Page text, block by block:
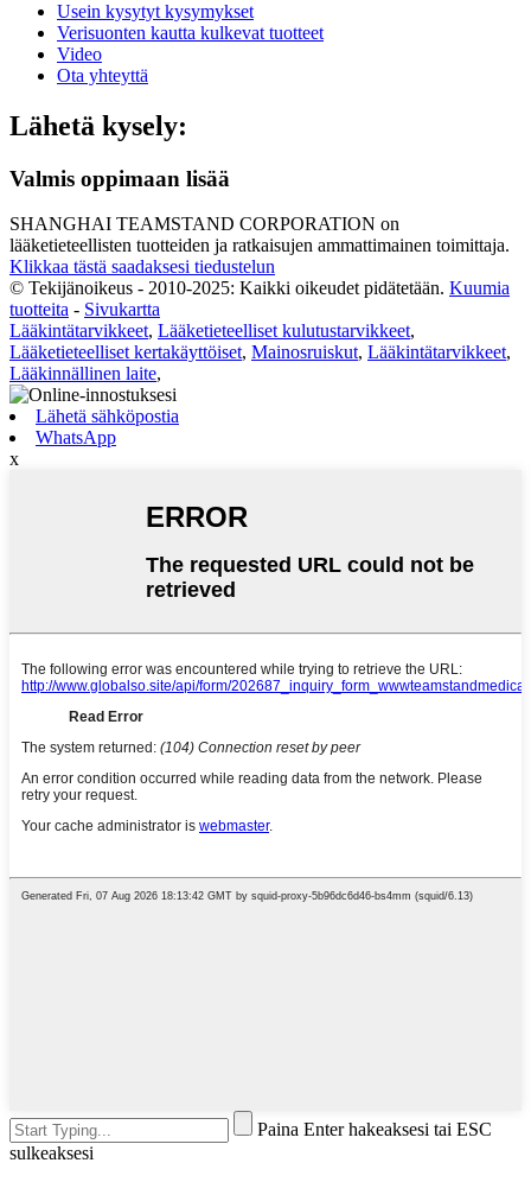
Usein kysytyt kysymykset
Verisuonten kautta kulkevat tuotteet
Video
Ota yhteyttä
Lähetä kysely:
Valmis oppimaan lisää
SHANGHAI TEAMSTAND CORPORATION on
lääketieteellisten tuotteiden ja ratkaisujen ammattimainen toimittaja.
Klikkaa tästä saadaksesi tiedustelun
© Tekijänoikeus - 2010-2025: Kaikki oikeudet pidätetään. Kuumia
tuotteita - Sivukartta
Lääkintätarvikkeet, Lääketieteelliset kulutustarvikkeet,
Lääketieteelliset kertakäyttöiset, Mainosruiskut, Lääkintätarvikkeet,
Lääkinnällinen laite,
Lähetä sähköpostia
WhatsApp
x
Paina Enter hakeaksesi tai ESC
sulkeaksesi